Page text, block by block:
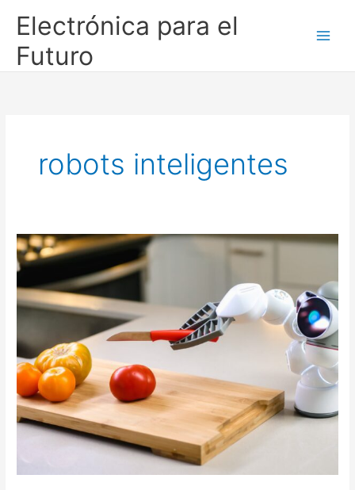
Electrónica para el
Futuro
robots inteligentes
Origen
y
de
de
los
autómatas
a
las
máquinas